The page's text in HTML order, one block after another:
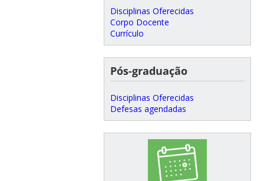
Disciplinas Oferecidas
Corpo Docente
Currículo
Pós-graduação
Disciplinas Oferecidas
Defesas agendadas